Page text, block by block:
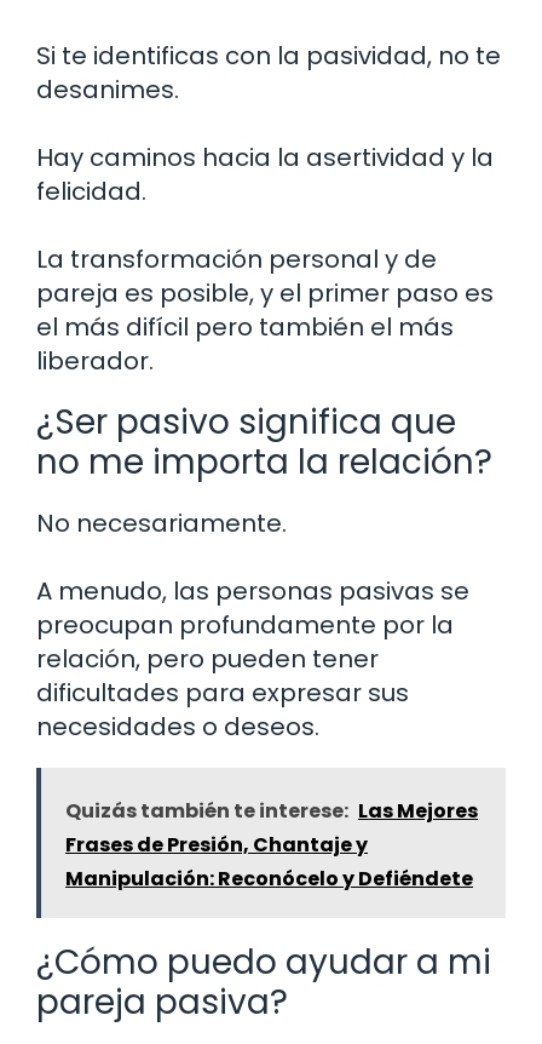
Si te identificas con la pasividad, no te
desanimes.
Hay caminos hacia la asertividad y la
felicidad.
La transformación personal y de
pareja es posible, y el primer paso es
el más difícil pero también el más
liberador.
¿Ser pasivo significa que
no me importa la relación?
No necesariamente.
A menudo, las personas pasivas se
preocupan profundamente por la
relación, pero pueden tener
dificultades para expresar sus
necesidades o deseos.
Quizás también te interese: Las Mejores
Frases de Presión, Chantaje y
Manipulación: Reconócelo y Defiéndete
¿Cómo puedo ayudar a mi
pareja pasiva?